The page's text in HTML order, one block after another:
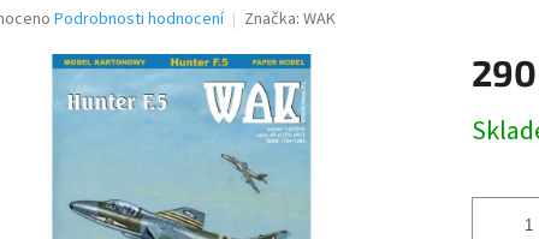
Podrobnosti hodnocení Značka: WAK
cena: